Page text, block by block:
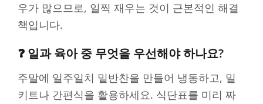
우가 많으므로, 일찍 재우는 것이 근본적인 해결
책입니다.
❓ 일과 육아 중 무엇을 우선해야 하나요?
주말에 일주일치 밑반찬을 만들어 냉동하고, 밀
키트나 간편식을 활용하세요. 식단표를 미리 짜